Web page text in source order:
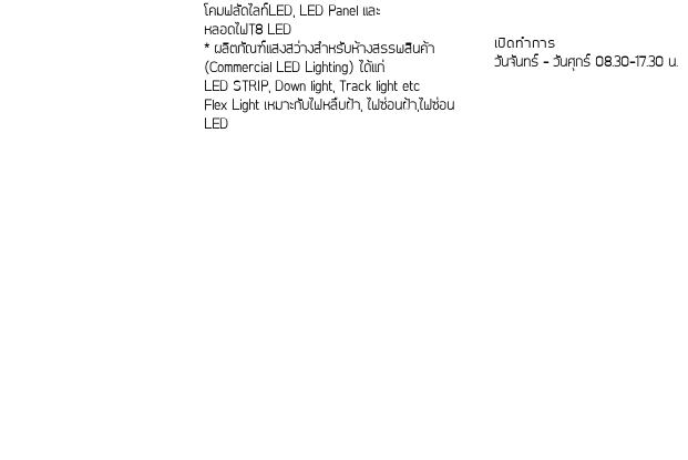
โคมฟลัดไลท์LED, LED Panel และ
หลอดไฟT8 LED
* ผลิตภัณฑ์แสงสว่างสำหรับห้างสรรพสินค้า
(Commercial LED Lighting) ได้แก่
LED STRIP, Down light, Track light etc
Flex Light เหมาะกับไฟหลืบฝ้า, ไฟซ่อนฝ้า,ไฟซ่อน
LED
เปิดทำการ
วันจันทร์ - วันศุกร์ 08.30-17.30 น.